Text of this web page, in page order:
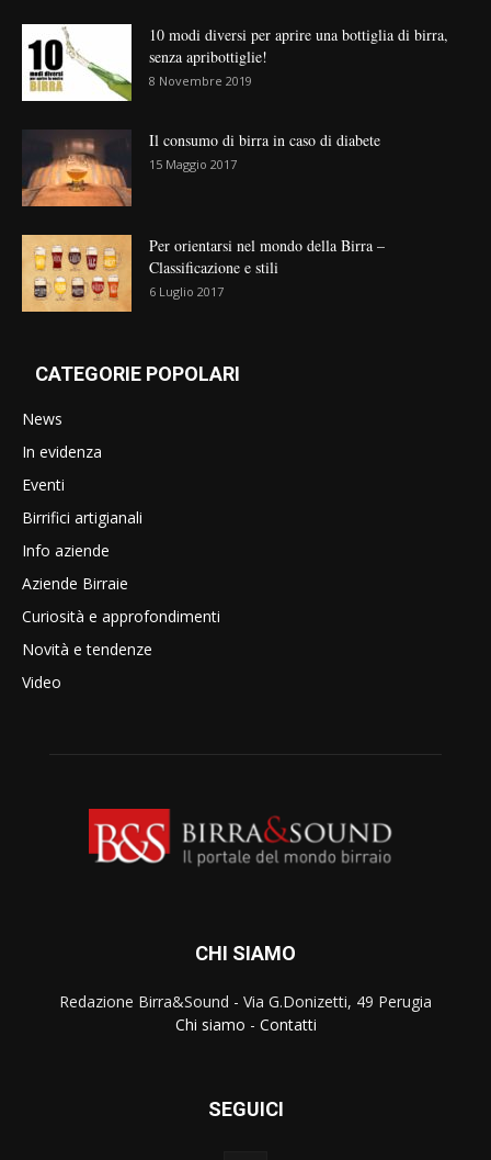
10 modi diversi per aprire una bottiglia di birra,
senza apribottiglie!
8 Novembre 2019
Il consumo di birra in caso di diabete
15 Maggio 2017
Per orientarsi nel mondo della Birra –
Classificazione e stili
6 Luglio 2017
CATEGORIE POPOLARI
News
In evidenza
Eventi
Birrifici artigianali
Info aziende
Aziende Birraie
Curiosità e approfondimenti
Novità e tendenze
Video
CHI SIAMO
Redazione Birra&Sound - Via G.Donizetti, 49 Perugia
Chi siamo - Contatti
SEGUICI